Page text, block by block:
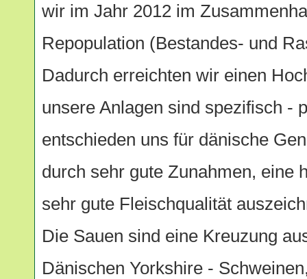
wir im Jahr 2012 im
Repopulation (Bestandes- und
Dadurch erreichten wir einen
unsere Anlagen sind spezifisch -
entschieden uns für dänische
durch sehr gute Zunahmen, eine
sehr gute Fleischqualität
Die Sauen sind eine Kreuzung
Dänischen Yorkshire -